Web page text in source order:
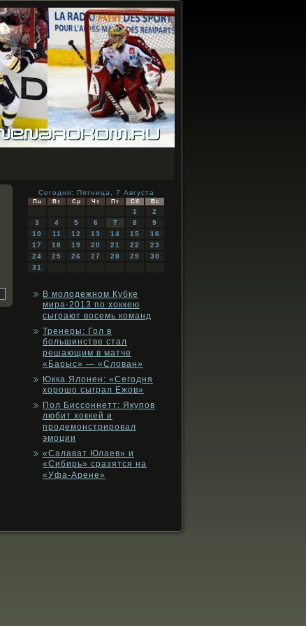
Сегодня: Пятница, 7 Августа
Пн Вт Ср Чт Пт Сб Вс
1
2
3
4 5 6 7 8
9
10
11 12 13 14 15
16
17
18 19 20 21 22
23
24
25 26 27 28 29
30
31
В молодежном Кубке
мира-2013 по хоккею
сыграют восемь команд
Тренеры: Гол в
большинстве стал
решающим в матче
«Барыс» — «Слован»
Юкка Ялонен: «Сегодня
хорошо сыграл Ежов»
Пол Биссоннетт: Якупов
любит хоккей и
продемонстрировал
эмоции
«Салават Юлаев» и
«Сибирь» сразятся на
«Уфа-Арене»